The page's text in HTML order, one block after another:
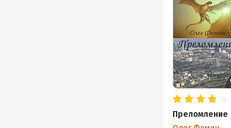
Преломление